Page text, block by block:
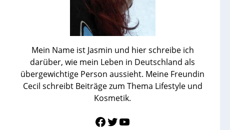
Mein Name ist Jasmin und hier schreibe ich
darüber, wie mein Leben in Deutschland als
übergewichtige Person aussieht. Meine Freundin
Cecil schreibt Beiträge zum Thema Lifestyle und
Kosmetik.
Link zu Facebook Twitter YouTube